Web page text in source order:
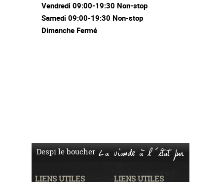
Vendredi 09:00-19:30 Non-stop
Samedi 09:00-19:30 Non-stop
Dimanche Fermé
Despi le boucher La viande à l'état pur
LIENS UTILES LIENS UTILES